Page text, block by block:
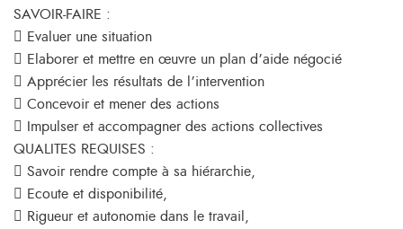
SAVOIR-FAIRE :
 Evaluer une situation
 Elaborer et mettre en œuvre un plan d’aide négocié
 Apprécier les résultats de l’intervention
 Concevoir et mener des actions
 Impulser et accompagner des actions collectives
QUALITES REQUISES :
 Savoir rendre compte à sa hiérarchie,
 Ecoute et disponibilité,
 Rigueur et autonomie dans le travail,